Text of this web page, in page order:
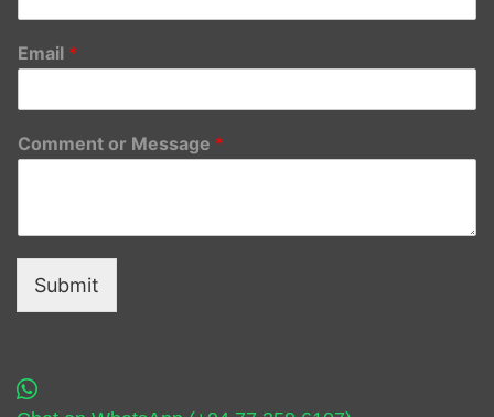
Email *
Comment or Message *
Submit